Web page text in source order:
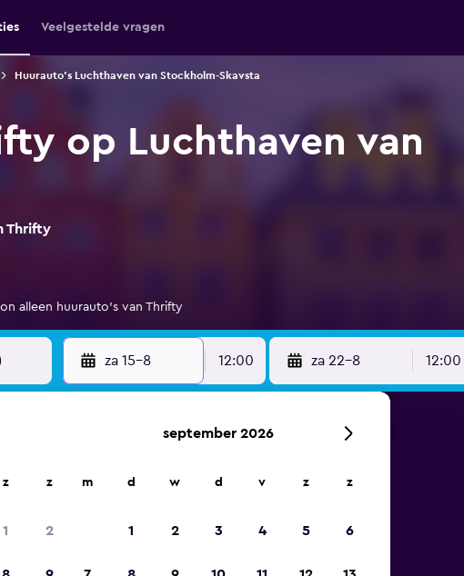
Veelgestelde vragen
Huurauto's Luchthaven van Stockholm-Skavsta
op Luchthaven van
Thrifty
alleen huurauto's van Thrifty
za 15-8 12:00 za 22-8 12:00
app 2023
z z
1 2
september 2026
m d w d v z z
1 2 3 4 5 6